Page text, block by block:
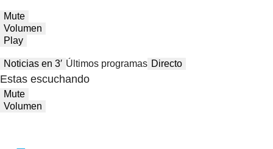
Mute
Volumen
Play
Noticias en 3′ Últimos programas Directo
Estas escuchando
Mute
Volumen